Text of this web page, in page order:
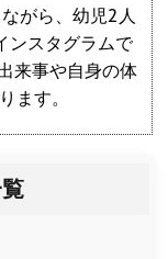
がら、幼児2人
ンスタグラムで
来事や自身の体
ます。